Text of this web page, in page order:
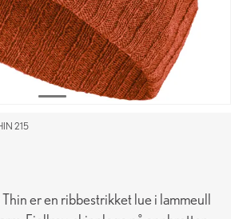
215
er en ribbestrikket lue i lammeull